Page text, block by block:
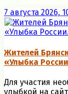
7 августа 2026,
Жителей
«Улыбка
Для участия
улыбкой на